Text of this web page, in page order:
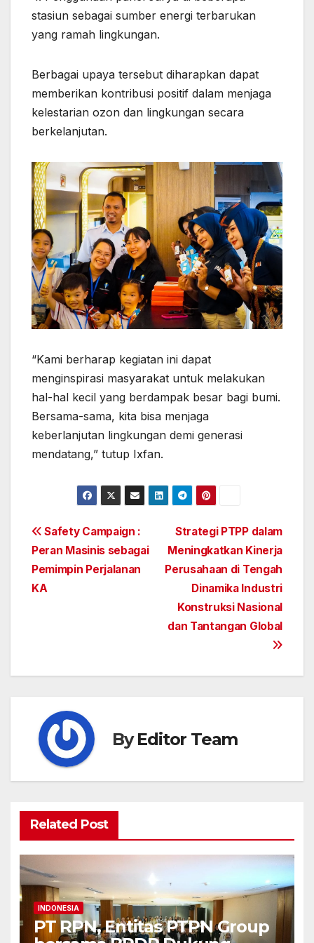
stasiun sebagai sumber energi terbarukan
yang ramah lingkungan.
Berbagai upaya tersebut diharapkan dapat
memberikan kontribusi positif dalam menjaga
kelestarian ozon dan lingkungan secara
berkelanjutan.
“Kami berharap kegiatan ini dapat
menginspirasi masyarakat untuk melakukan
hal-hal kecil yang berdampak besar bagi bumi.
Bersama-sama, kita bisa menjaga
keberlanjutan lingkungan demi generasi
mendatang,” tutup Ixfan.
Post
navigation
Strategi PTPP dalam
Meningkatkan Kinerja
Perusahaan di Tengah
Dinamika Industri
Konstruksi Nasional
dan Tantangan Global
Safety Campaign :
Peran Masinis sebagai
Pemimpin Perjalanan
KA
ByEditor Team
Related Post
INDONESIA
PT RPN, Entitas PTPN Group